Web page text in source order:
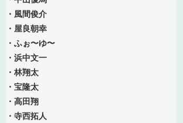
・風間俊介
・屋良朝幸
・ふぉ〜ゆ〜
・浜中文一
・林翔太
・宝隆太
・高田翔
・寺西拓人